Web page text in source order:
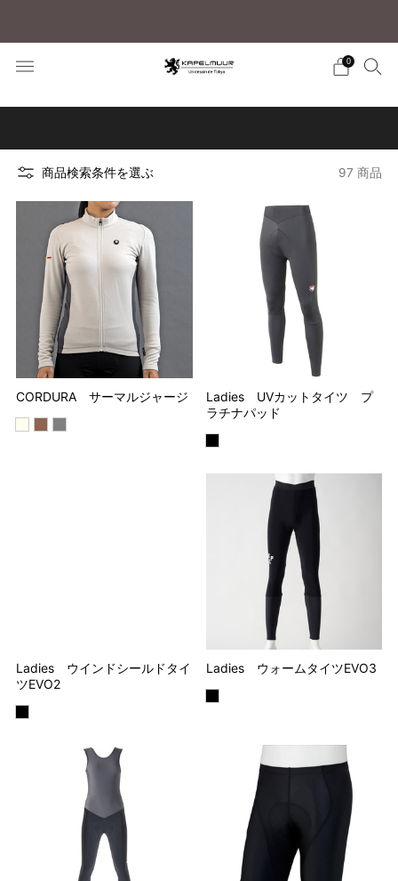
0
商品検索条件を選ぶ 97 商品
CORDURA サーマルジャージ
Ladies UVカットタイツ プ
ラチナパッド
Ladies ウインドシールドタイ
ツEVO2
Ladies ウォームタイツEVO3